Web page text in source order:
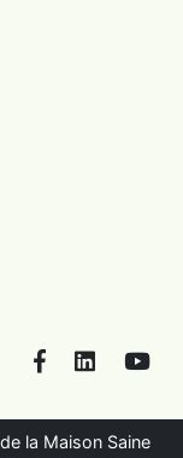
FacebookLinkedIn
la Maison Saine